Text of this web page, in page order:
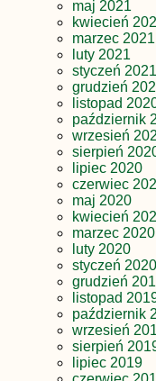
maj 2021
kwiecień
marzec 2021
luty 2021
styczeń 2021
grudzień
listopad
październik
wrzesień
sierpień
lipiec 2020
czerwiec
maj 2020
kwiecień
marzec 2020
luty 2020
styczeń 2020
grudzień
listopad
październik
wrzesień
sierpień
lipiec 2019